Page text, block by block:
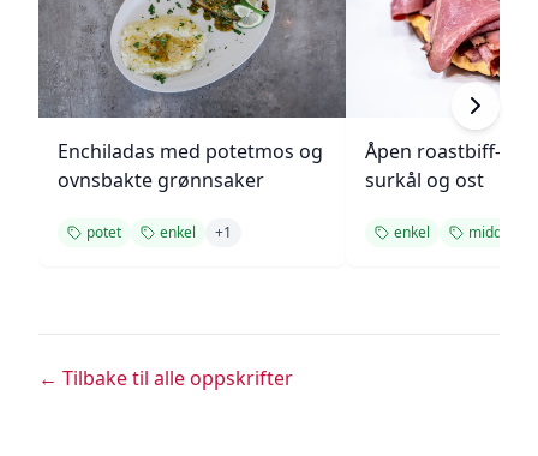
Enchiladas med potetmos og
ovnsbakte grønnsaker
potet enkel +1
Åpen roastbiff-
surkål og ost
enkel middag
← Tilbake til alle oppskrifter